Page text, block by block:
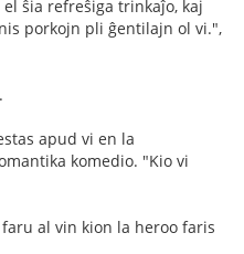
ŝia refreŝiga trinkaĵo, kaj
porkojn pli ĝentilajn ol vi.",
apud vi en la
komedio. "Kio vi
al vin kion la heroo faris